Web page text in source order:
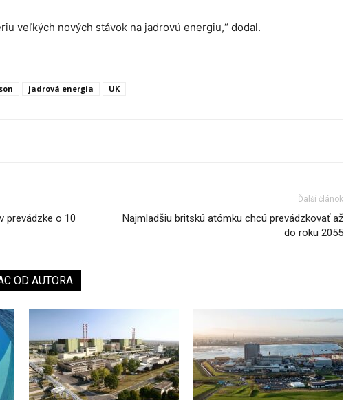
veľkých nových stávok na jadrovú energiu,“ dodal.
jadrová energia UK
prevádzke o 10
Ďalší článok
Najmladšiu britskú atómku chcú prevádzkovať až
do roku 2055
OD AUTORA